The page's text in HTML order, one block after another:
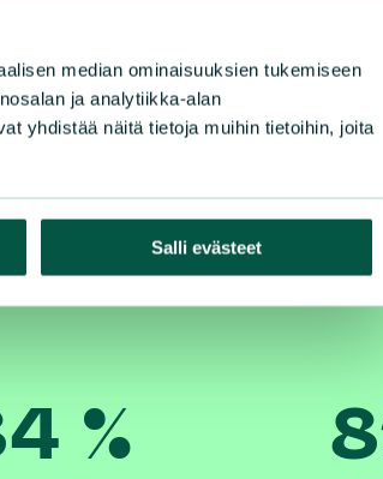
median ominaisuuksien tukemiseen
ja analytiikka-alan
yhdistää näitä tietoja muihin tietoihin, joita
Salli evästeet
%